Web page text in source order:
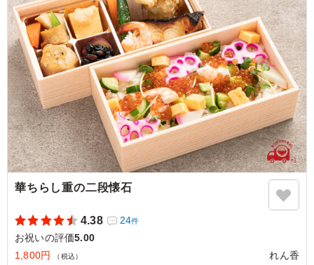
は、キンピラつくね串にとても辛いつくねが入ってまし
た。 原料を混ぜた時の加減で仕方ないのかもしれません
が、辛いのに当たった方は、 かなり辛いと言ってたの
で、少し原料配分を見直したほうがいいかもしれません。
ご利用シーン： お祝い›式典
埼玉県越谷市三野宮2025/11/07
華ちらし重の二段懐石
4.38 24件
お祝いの評価5.00
1,800円
（税込） れん香